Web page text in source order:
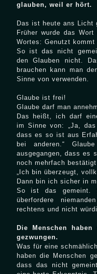
glauben, weil er hört.
Das ist heute ans Licht
Früher wurde das
Wortes: Genutzt
So ist das nicht
den Glauben nicht.
brauchen kann man
Sinne von verwenden.
Glaube ist frei!
Glaube darf man
Das heißt, ich darf
im Sinne von: „Ja,
dass es so ist aus
bei anderen.“
ausgegangen, dass es
noch mehrfach
„Ich bin überzeugt,
Dann bin ich sicher in
So ist das
überfordere
rechtens und nicht
Die Menschen
gezwungen.
Was für eine
haben die Menschen
dass das nicht